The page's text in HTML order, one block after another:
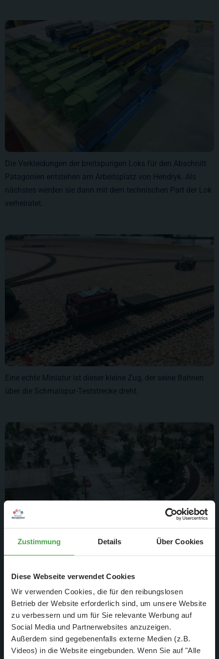
Zustimmung Details Über Cookies
Diese Webseite verwendet Cookies
Wir verwenden Cookies, die für den reibungslosen
Betrieb der Website erforderlich sind, um unsere Website
zu verbessern und um für Sie relevante Werbung auf
Social Media und Partnerwebsites anzuzeigen.
Außerdem sind gegebenenfalls externe Medien (z.B.
Videos) in die Website eingebunden. Wenn Sie auf "Alle
Die Verkleidungen der breitspurigen Loks für den Abschnitt
Patagonien entstehen am Arbeitsplatz von Hendryk. Als
nächstes werden sie dann mit dem technischen Part der Lok
verheiratet.
Eine echte Miniatur ist dieser kleine Zug, der seine Bahnen
über die Schmalspur-Teststrecke dreht.
Die Masten wurden in der vergangenen Woche mit Kabeln
verbunden.